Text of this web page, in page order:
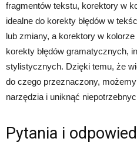
fragmentów tekstu, korektory w
idealne do korekty błędów w
lub zmiany, a korektory w
korekty błędów gramatycznych,
stylistycznych. Dzięki temu, że
do czego przeznaczony,
narzędzia i uniknąć
Pytania i